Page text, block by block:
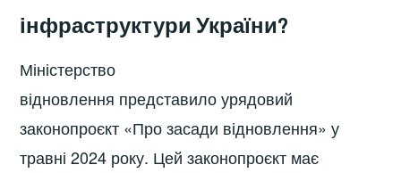
інфраструктури України?
Міністерство
відновлення представило урядовий
законопроєкт «Про засади відновлення» у
травні 2024 року. Цей законопроєкт має